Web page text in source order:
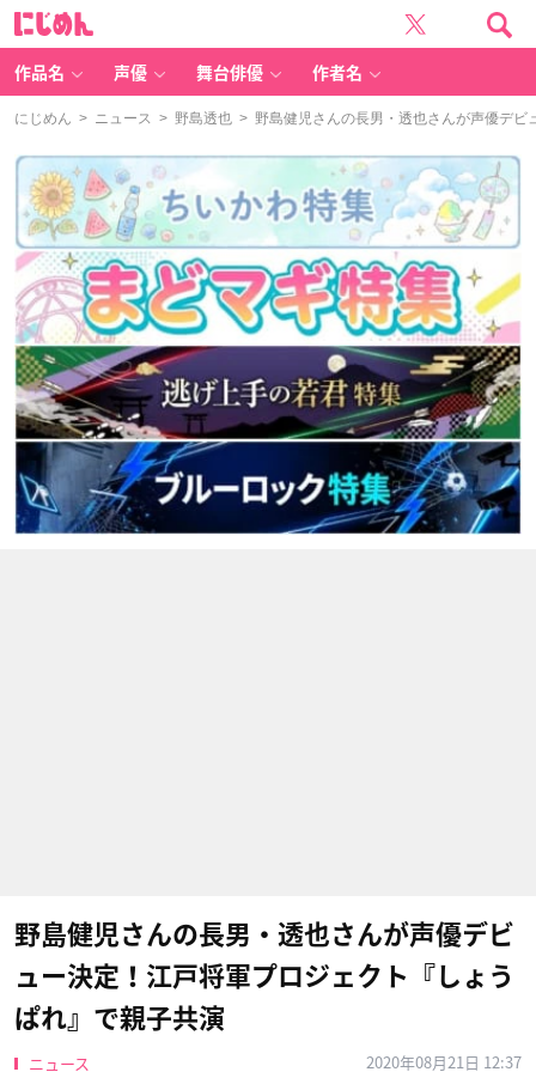
作品名 声優 舞台俳優 作者名
にじめん > ニュース > 野島透也 > 野島健児さんの長男・透也さんが声優デビ
野島健児さんの長男・透也さんが声優デビ
ュー決定！江戸将軍プロジェクト『しょう
ぱれ』で親子共演
ニュース 2020年08月21日 12:37